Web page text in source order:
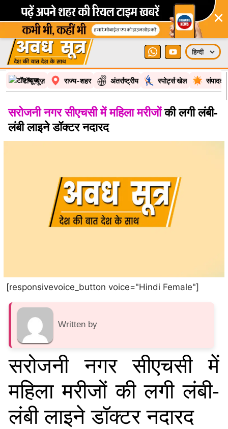
×
टॉप न्यूज़ राज्य-शहर अंतर्राष्ट्रीय स्पोर्ट्स खेल
सरोजनी नगर सीएचसी में महिला मरीजोंकी लगी लंबी-
लंबी लाइने डॉक्टर नदारद
[responsivevoice_button voice="Hindi Female"]
Written by
सरोजनी नगर सीएचसी में
महिला मरीजों की लगी लंबी-
लंबी लाइने डॉक्टर नदारद